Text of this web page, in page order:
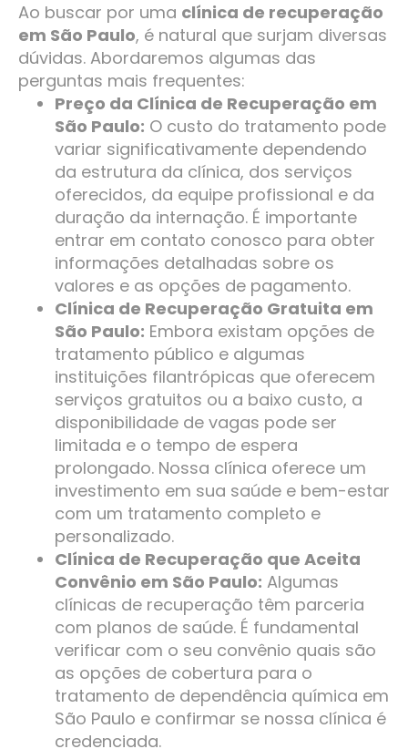
Ao buscar por uma clínica de recuperação
em São Paulo, é natural que surjam diversas
dúvidas. Abordaremos algumas das
perguntas mais frequentes:
Preço da Clínica de Recuperação em
São Paulo: O custo do tratamento pode
variar significativamente dependendo
da estrutura da clínica, dos serviços
oferecidos, da equipe profissional e da
duração da internação. É importante
entrar em contato conosco para obter
informações detalhadas sobre os
valores e as opções de pagamento.
Clínica de Recuperação Gratuita em
São Paulo: Embora existam opções de
tratamento público e algumas
instituições filantrópicas que oferecem
serviços gratuitos ou a baixo custo, a
disponibilidade de vagas pode ser
limitada e o tempo de espera
prolongado. Nossa clínica oferece um
investimento em sua saúde e bem-estar
com um tratamento completo e
personalizado.
Clínica de Recuperação que Aceita
Convênio em São Paulo: Algumas
clínicas de recuperação têm parceria
com planos de saúde. É fundamental
verificar com o seu convênio quais são
as opções de cobertura para o
tratamento de dependência química em
São Paulo e confirmar se nossa clínica é
credenciada.